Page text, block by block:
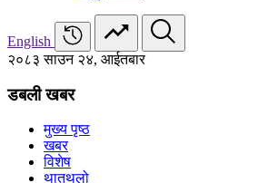
English
२०८३ साउन २४, आईतबार
डबली खबर
मुख्य पृष्ठ
खबर
विशेष
थातथलो